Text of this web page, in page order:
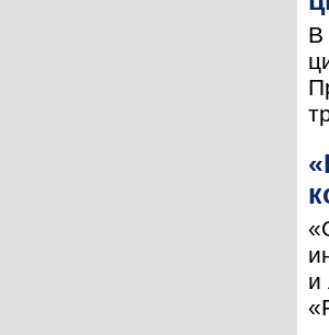
В
и